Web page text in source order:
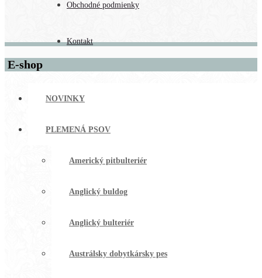
Obchodné podmienky
Kontakt
E-shop
NOVINKY
PLEMENÁ PSOV
Americký pitbulteriér
Anglický buldog
Anglický bulteriér
Austrálsky dobytkársky pes